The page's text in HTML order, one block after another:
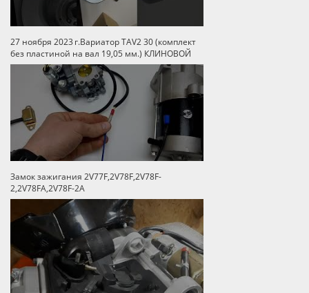
27 ноября 2023 г.Вариатор TAV2 30 (комплект
без пластиной на вал 19,05 мм.) КЛИНОВОЙ
Замок зажигания 2V77F,2V78F,2V78F-
2,2V78FA,2V78F-2A